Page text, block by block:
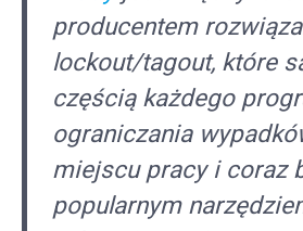
producentem
lockout/tagout, które
częścią każdego
ograniczania
miejscu pracy i coraz
popularnym